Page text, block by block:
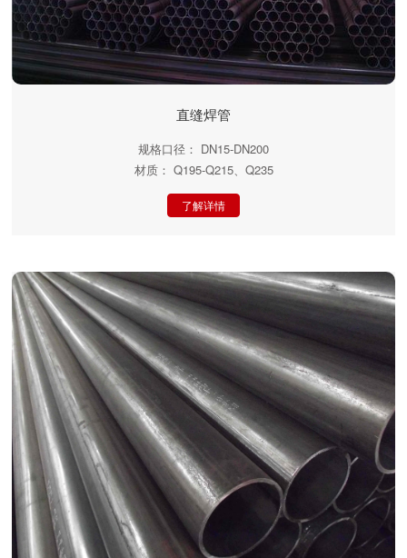
直缝焊管
规格口径： DN15-DN200
材质： Q195-Q215、Q235
了解详情